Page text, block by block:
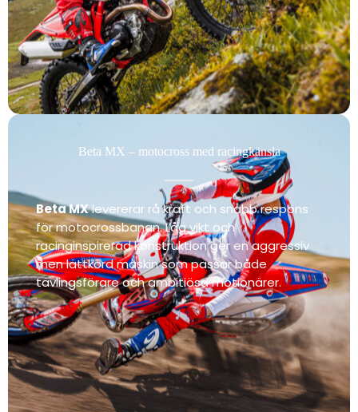
Beta MX – motocross med racingkänsla
Beta MXlevererar rå kraft och snabb respons
för motocrossbanan. Låg vikt och
racinginspirerad konstruktion ger en aggressiv
men lättkörd maskin som passar både
tävlingsförare och ambitiösa motionärer.